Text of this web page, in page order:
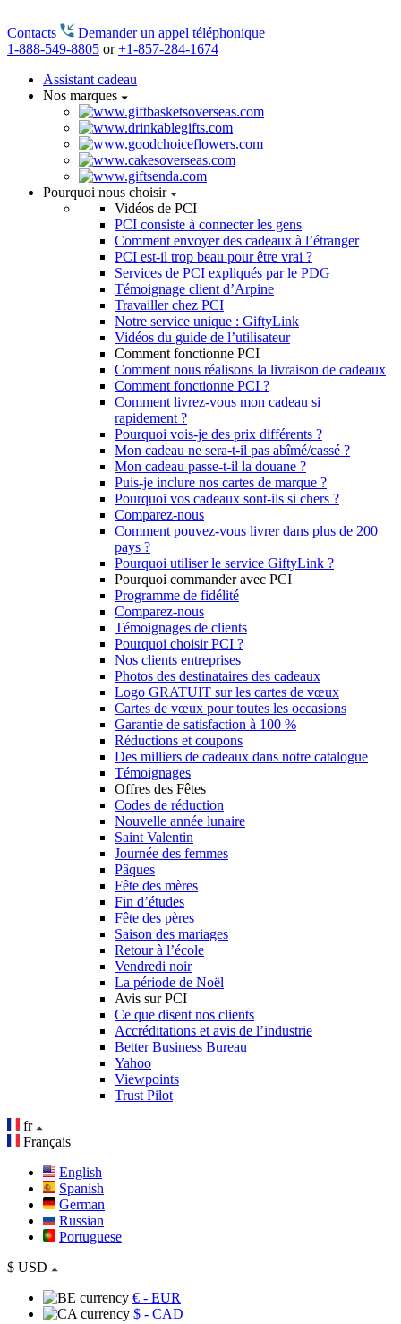
Contacts
Demander un appel téléphonique
1-888-549-8805 or+1-857-284-1674
Assistant cadeau
Nos marques
Pourquoi nous choisir
Vidéos de PCI
PCI consiste à connecter les gens
Comment envoyer des cadeaux à l’étranger
PCI est-il trop beau pour être vrai ?
Services de PCI expliqués par le PDG
Témoignage client d’Arpine
Travailler chez PCI
Notre service unique : GiftyLink
Vidéos du guide de l’utilisateur
Comment fonctionne PCI
Comment nous réalisons la livraison de cadeaux
Comment fonctionne PCI ?
Comment livrez-vous mon cadeau si
rapidement ?
Pourquoi vois-je des prix différents ?
Mon cadeau ne sera-t-il pas abîmé/cassé ?
Mon cadeau passe-t-il la douane ?
Puis-je inclure nos cartes de marque ?
Pourquoi vos cadeaux sont-ils si chers ?
Comparez-nous
Comment pouvez-vous livrer dans plus de 200
pays ?
Pourquoi utiliser le service GiftyLink ?
Pourquoi commander avec PCI
Programme de fidélité
Comparez-nous
Témoignages de clients
Pourquoi choisir PCI ?
Nos clients entreprises
Photos des destinataires des cadeaux
Logo GRATUIT sur les cartes de vœux
Cartes de vœux pour toutes les occasions
Garantie de satisfaction à 100 %
Réductions et coupons
Des milliers de cadeaux dans notre catalogue
Témoignages
Offres des Fêtes
Codes de réduction
Nouvelle année lunaire
Saint Valentin
Journée des femmes
Pâques
Fête des mères
Fin d’études
Fête des pères
Saison des mariages
Retour à l’école
Vendredi noir
La période de Noël
Avis sur PCI
Ce que disent nos clients
Accréditations et avis de l’industrie
Better Business Bureau
Yahoo
Viewpoints
Trust Pilot
fr
Français
English
Spanish
German
Russian
Portuguese
$ USD
€ - EUR
$ - CAD